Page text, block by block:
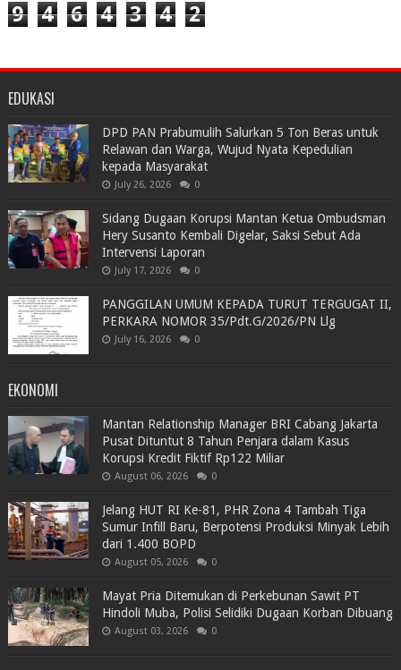
9 4 6 4 3 4 2
EDUKASI
DPD PAN Prabumulih Salurkan 5 Ton Beras untuk
Relawan dan Warga, Wujud Nyata Kepedulian
kepada Masyarakat
July 26, 2026 0
Sidang Dugaan Korupsi Mantan Ketua Ombudsman
Hery Susanto Kembali Digelar, Saksi Sebut Ada
Intervensi Laporan
July 17, 2026 0
PANGGILAN UMUM KEPADA TURUT TERGUGAT II,
PERKARA NOMOR 35/Pdt.G/2026/PN Llg
July 16, 2026 0
EKONOMI
Mantan Relationship Manager BRI Cabang Jakarta
Pusat Dituntut 8 Tahun Penjara dalam Kasus
Korupsi Kredit Fiktif Rp122 Miliar
August 06, 2026 0
Jelang HUT RI Ke-81, PHR Zona 4 Tambah Tiga
Sumur Infill Baru, Berpotensi Produksi Minyak Lebih
dari 1.400 BOPD
August 05, 2026 0
Mayat Pria Ditemukan di Perkebunan Sawit PT
Hindoli Muba, Polisi Selidiki Dugaan Korban Dibuang
August 03, 2026 0